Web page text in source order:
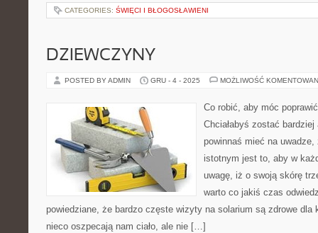
CATEGORIES: ŚWIĘCI I BŁOGOSŁAWIENI
DZIEWCZYNY
POSTED BY ADMIN GRU - 4 - 2025 MOŻLIWOŚĆ
Co robić, aby móc
Chciałabyś zostać
powinnaś mieć na
istotnym jest to, aby w
uwagę, iż o swoją skórę
warto co jakiś czas
powiedziane, że bardzo częste wizyty na solarium są zdrowe dla
nieco oszpecają nam ciało, ale nie […]